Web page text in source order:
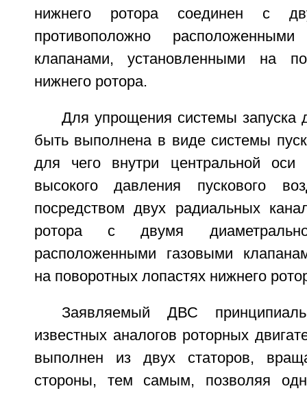
нижнего ротора соединен с
противоположно
клапанами, установленными на
нижнего ротора.
Для упрощения системы запуска
быть выполнена в виде системы
для чего внутри центральной оси
высокого давления пускового
посредством двух радиальных
ротора с двумя диаметрально
расположенными газовыми
на поворотных лопастях нижнего
Заявляемый ДВС
известных аналогов роторных
выполнен из двух статоров,
стороны, тем самым, позволяя